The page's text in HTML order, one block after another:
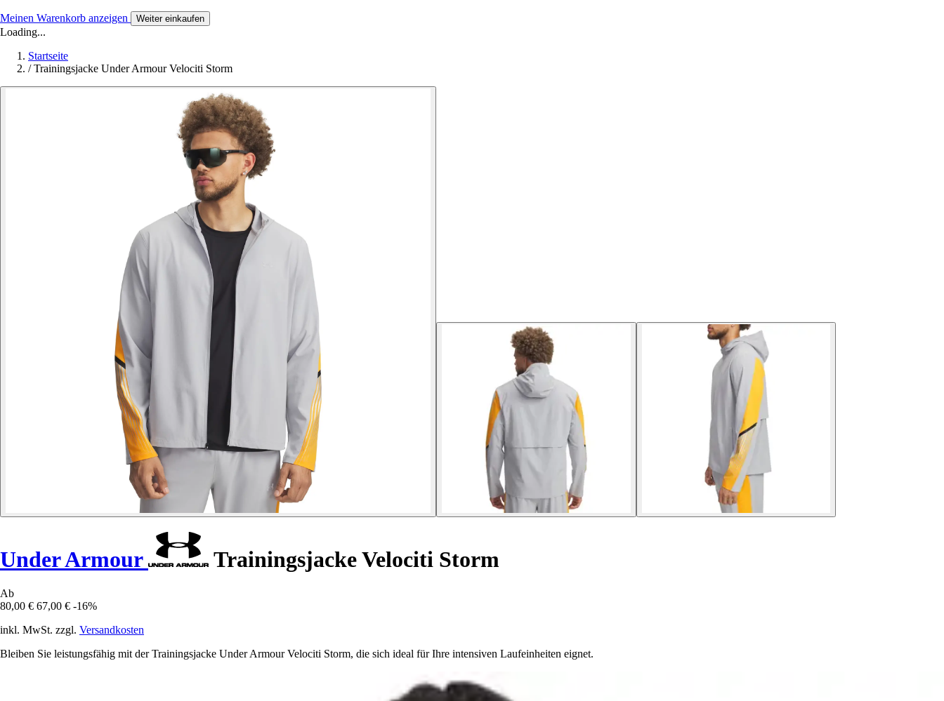
Meinen Warenkorb anzeigen Weiter einkaufen
Loading...
Startseite
/ Trainingsjacke Under Armour Velociti Storm
Under Armour Trainingsjacke Velociti Storm
Ab
80,00 € 67,00 € -16%
inkl. MwSt. zzgl. Versandkosten
Bleiben Sie leistungsfähig mit der Trainingsjacke Under Armour Velociti Storm, die sich ideal für Ihre intensiven Laufeinheiten eignet.